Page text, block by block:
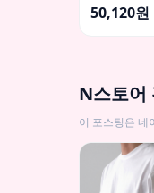
50,120원
N스토어
이 포스팅은 네